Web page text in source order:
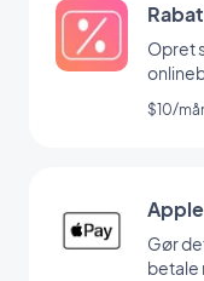
Opret
$10/
Gør
betale